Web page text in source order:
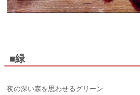
■緑
夜の深い森を思わせるグリーン